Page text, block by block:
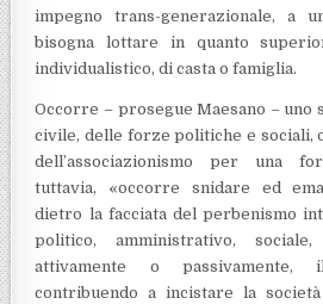
impegno trans-generazionale, a
bisogna lottare in quanto
individualistico, di casta o famiglia.
Occorre – prosegue Maesano – uno
civile, delle forze politiche e sociali,
dell’associazionismo per una
tuttavia, «occorre snidare ed
dietro la facciata del perbenismo
politico, amministrativo, sociale,
attivamente o
contribuendo a incistare la